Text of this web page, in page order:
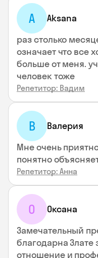
A Aksana
раз столько
означает что все
больше от меня.
человек тоже
Репетитор: Вадим
В Валерия
Мне очень
понятно
Репетитор: Анна
О Оксана
Замечательный
благодарна Злате
отношение и